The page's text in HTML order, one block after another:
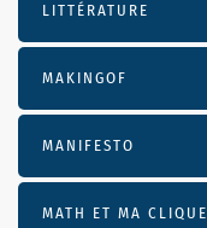
LITTÉRATURE
MAKINGOF
MANIFESTO
MATH ET MA CLIQUE